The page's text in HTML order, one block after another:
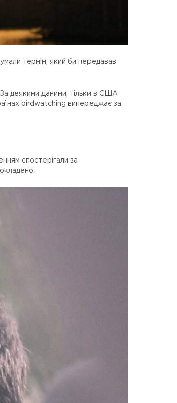
термін, який би передавав
деякими даними, тільки в США
birdwatching випереджає за
спостерігали за